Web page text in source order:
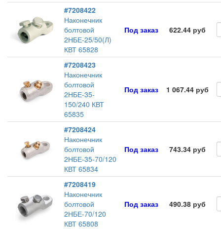
#7208422
Наконечник
болтовой
2НБЕ-25/50(Л)
КВТ 65828
Под заказ 622.44 руб
#7208423
Наконечник
болтовой
2НБЕ-35-
150/240 КВТ
65835
Под заказ 1 067.44 руб
#7208424
Наконечник
болтовой
2НБЕ-35-70/120
КВТ 65834
Под заказ 743.34 руб
#7208419
Наконечник
болтовой
2НБЕ-70/120
КВТ 65808
Под заказ 490.38 руб